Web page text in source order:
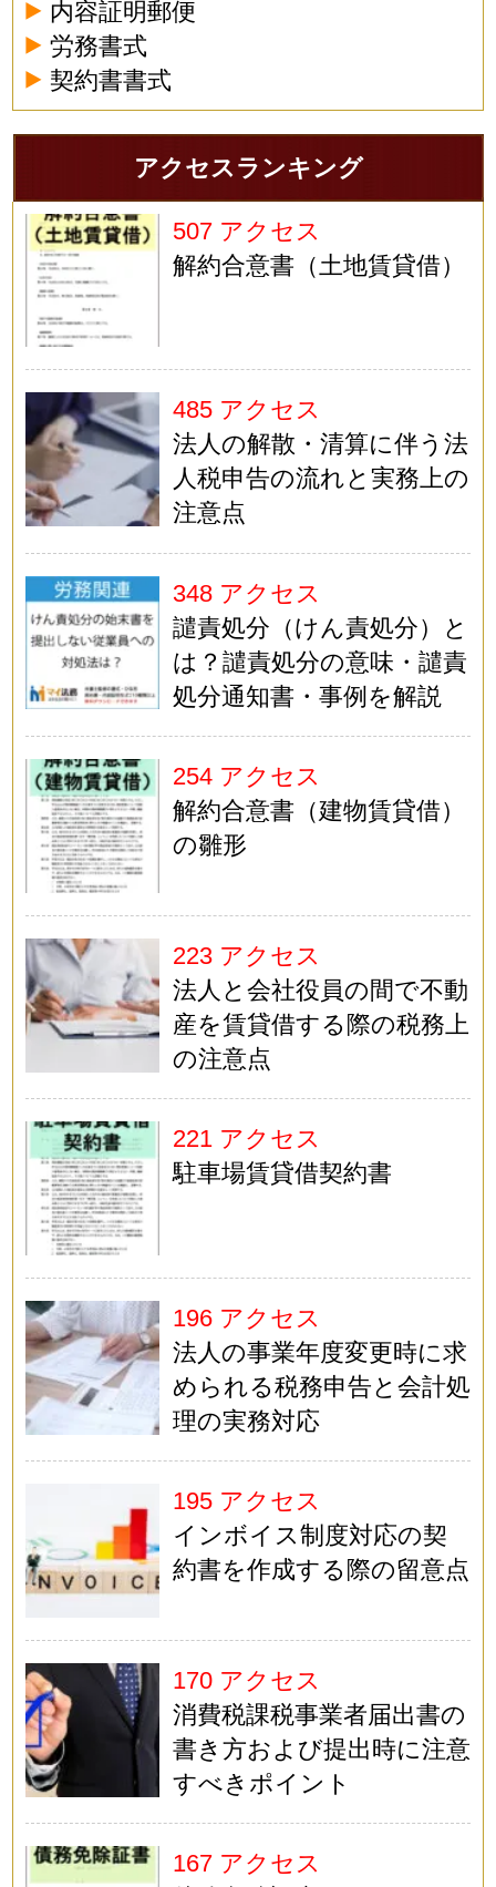
内容証明郵便
労務書式
契約書書式
アクセスランキング
507 アクセス
解約合意書（土地賃貸借）
485 アクセス
法人の解散・清算に伴う法
人税申告の流れと実務上の
注意点
348 アクセス
譴責処分（けん責処分）と
は？譴責処分の意味・譴責
処分通知書・事例を解説
254 アクセス
解約合意書（建物賃貸借）
の雛形
223 アクセス
法人と会社役員の間で不動
産を賃貸借する際の税務上
の注意点
221 アクセス
駐車場賃貸借契約書
196 アクセス
法人の事業年度変更時に求
められる税務申告と会計処
理の実務対応
195 アクセス
インボイス制度対応の契
約書を作成する際の留意点
170 アクセス
消費税課税事業者届出書の
書き方および提出時に注意
すべきポイント
167 アクセス